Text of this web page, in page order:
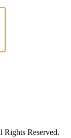
Reserved.